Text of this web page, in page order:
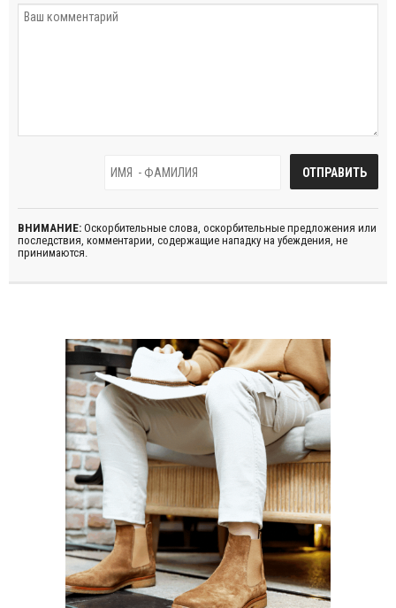
ВНИМАНИЕ: Оскорбительные слова, оскорбительные предложения или
последствия, комментарии, содержащие нападку на убеждения, не
принимаются.